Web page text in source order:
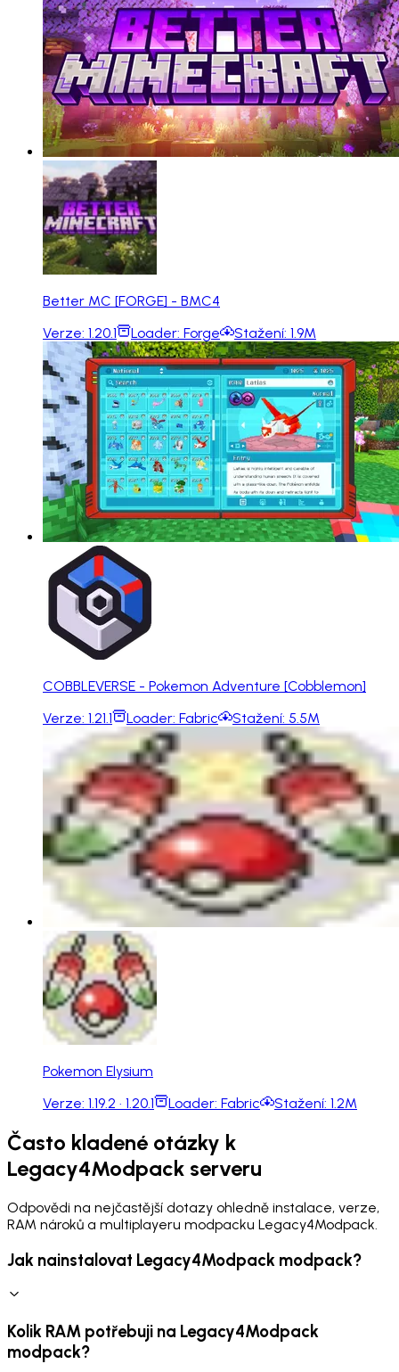
Better MC [FORGE] - BMC4
Verze: 1.20.1 Loader: Forge Stažení: 1.9M
COBBLEVERSE - Pokemon Adventure [Cobblemon]
Verze: 1.21.1 Loader: Fabric Stažení: 5.5M
Pokemon Elysium
Verze: 1.19.2 · 1.20.1 Loader: Fabric Stažení: 1.2M
Často kladené otázky k
Legacy4Modpack serveru
Odpovědi na nejčastější dotazy ohledně instalace, verze,
RAM nároků a multiplayeru modpacku Legacy4Modpack.
Jak nainstalovat Legacy4Modpack modpack?
Kolik RAM potřebuji na Legacy4Modpack
modpack?